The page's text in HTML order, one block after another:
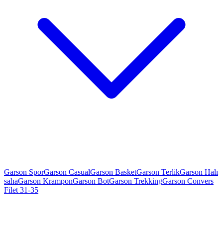
Garson SporGarson CasualGarson BasketGarson TerlikGarson Halı
sahaGarson KramponGarson BotGarson TrekkingGarson Convers
Filet 31-35